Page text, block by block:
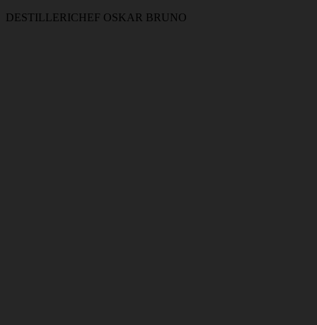
DESTILLERICHEF OSKAR BRUNO